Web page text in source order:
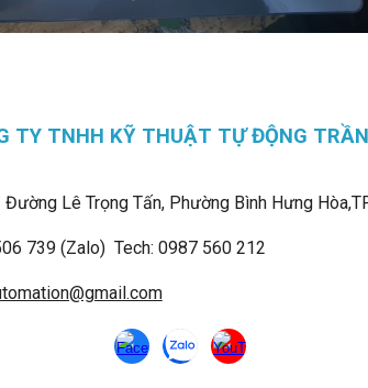
TY TNHH KỸ THUẬT TỰ ĐỘNG
Lê Trọng Tấn, Phường Bình Hưng Hòa,
739 (Zalo) Tech: 0987 560 212